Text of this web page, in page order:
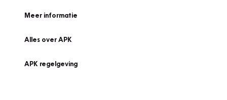
Meer informatie
Alles over APK
APK regelgeving